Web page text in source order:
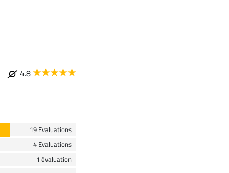
4.8
19 Evaluations
4 Evaluations
1 évaluation